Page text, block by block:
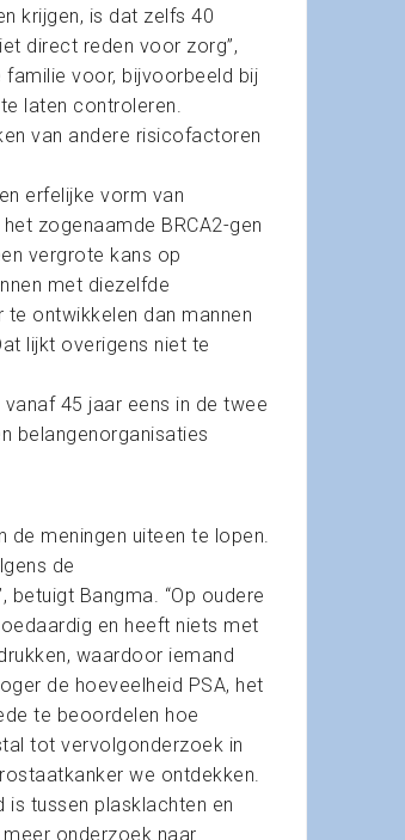
krijgen, is dat zelfs 40
direct reden voor zorg”,
familie voor, bijvoorbeeld bij
laten controleren.
van andere risicofactoren
erfelijke vorm van
zogenaamde BRCA2-gen
vergrote kans op
met diezelfde
ontwikkelen dan mannen
lijkt overigens niet te
45 jaar eens in de twee
belangenorganisaties
meningen uiteen te lopen.
de
betuigt Bangma. “Op oudere
en heeft niets met
waardoor iemand
de hoeveelheid PSA, het
te beoordelen hoe
tot vervolgonderzoek in
we ontdekken.
tussen plasklachten en
onderzoek naar